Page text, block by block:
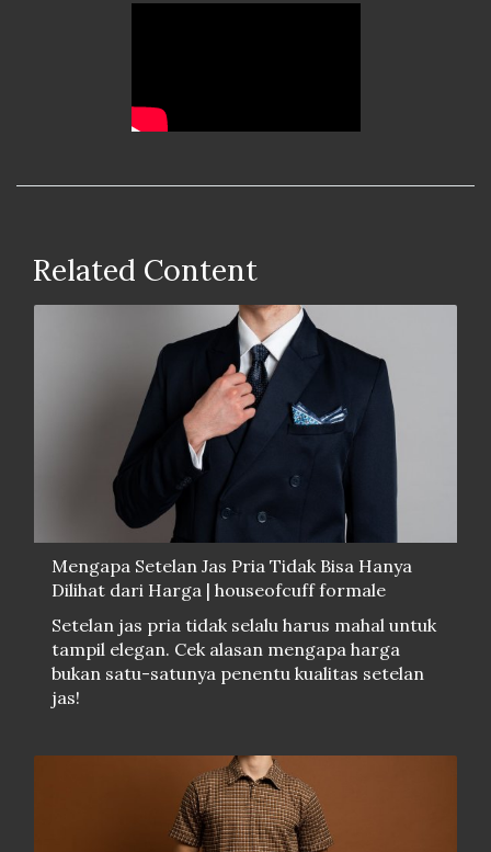
Related Content
Mengapa Setelan Jas Pria Tidak Bisa Hanya
Dilihat dari Harga | houseofcuff formale
Setelan jas pria tidak selalu harus mahal untuk
tampil elegan. Cek alasan mengapa harga
bukan satu-satunya penentu kualitas setelan
jas!